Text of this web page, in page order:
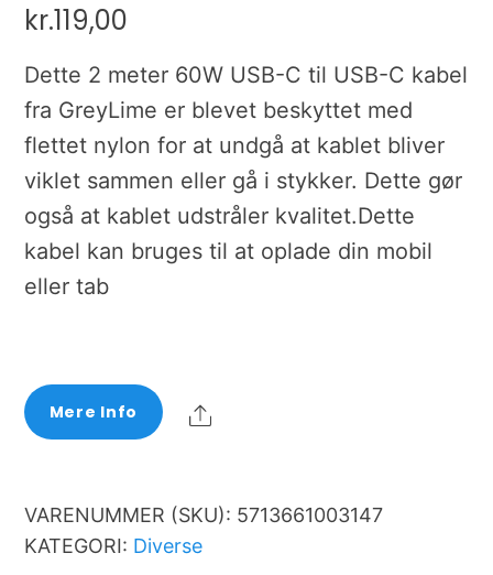
kr.119,00
Dette 2 meter 60W USB-C til USB-C kabel
fra GreyLime er blevet beskyttet med
flettet nylon for at undgå at kablet bliver
viklet sammen eller gå i stykker. Dette gør
også at kablet udstråler kvalitet.Dette
kabel kan bruges til at oplade din mobil
eller tab
Mere Info Share
VARENUMMER (SKU): 5713661003147
KATEGORI: Diverse